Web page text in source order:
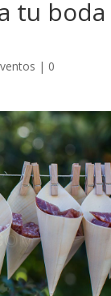
tu boda
| 0